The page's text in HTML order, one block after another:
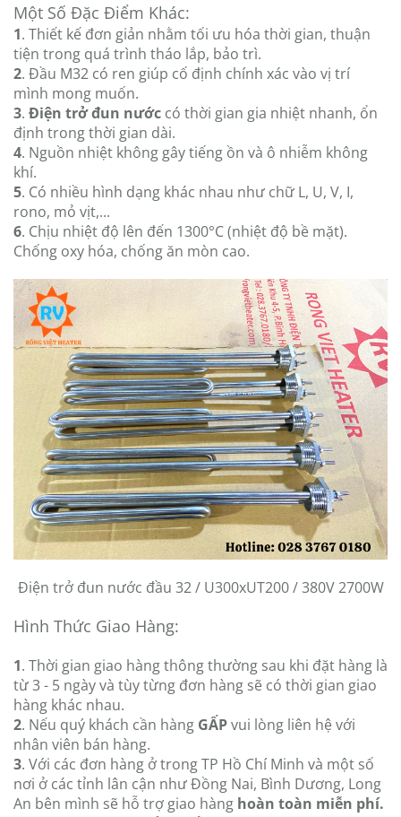
Một Số Đặc Điểm Khác:
1. Thiết kế đơn giản nhằm tối ưu hóa thời gian, thuận
tiện trong quá trình tháo lắp, bảo trì.
2. Đầu M32 có ren giúp cố định chính xác vào vị trí
mình mong muốn.
3. Điện trở đun nước có thời gian gia nhiệt nhanh, ổn
định trong thời gian dài.
4. Nguồn nhiệt không gây tiếng ồn và ô nhiễm không
khí.
5. Có nhiều hình dạng khác nhau như chữ L, U, V, I,
rono, mỏ vịt,...
6. Chịu nhiệt độ lên đến 1300°C (nhiệt độ bề mặt).
Chống oxy hóa, chống ăn mòn cao.
Điện trở đun nước đầu 32 / U300xUT200 / 380V 2700W
Hình Thức Giao Hàng:
1. Thời gian giao hàng thông thường sau khi đặt hàng là
từ 3 - 5 ngày và tùy từng đơn hàng sẽ có thời gian giao
hàng khác nhau.
2. Nếu quý khách cần hàng GẤPvui lòng liên hệ với
nhân viên bán hàng.
3. Với các đơn hàng ở trong TP Hồ Chí Minh và một số
nơi ở các tỉnh lân cận như Đồng Nai, Bình Dương, Long
An bên mình sẽ hỗ trợ giao hàng hoàn toàn miễn phí.